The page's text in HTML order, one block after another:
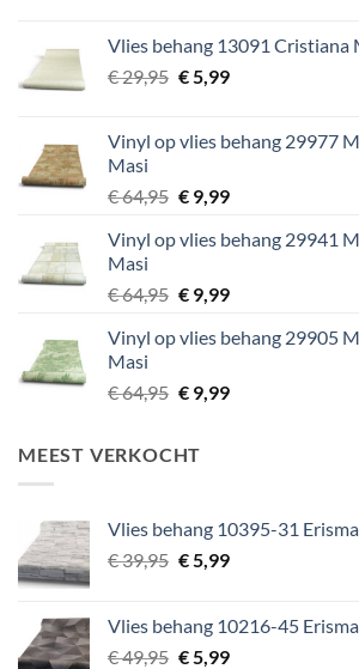
€ 29,95.€ 5,99.
Vlies behang 13091 Cristiana
€29,95 Oorspronkelijke
€ 29,95.
€5,99Huidige
€ 5,99.
Vinyl op vlies behang 29977
Masi
€64,95 Oorspronkelijke
was:
€9,99Huidige
is:
Vinyl op vlies behang 29941
Masi
€64,95 Oorspronkelijke
was:
€9,99Huidige
is:
Vinyl op vlies behang 29905
Masi
€64,95 Oorspronkelijke
€ 64,95.
€9,99Huidige
MEEST VERKOCHT
Vlies behang 10395-31
€39,95 Oorspronkelijke
€ 39,95.
€5,99Huidige
€ 5,99.
Vlies behang 10216-45
€49,95 Oorspronkelijke
€5,99Huidige